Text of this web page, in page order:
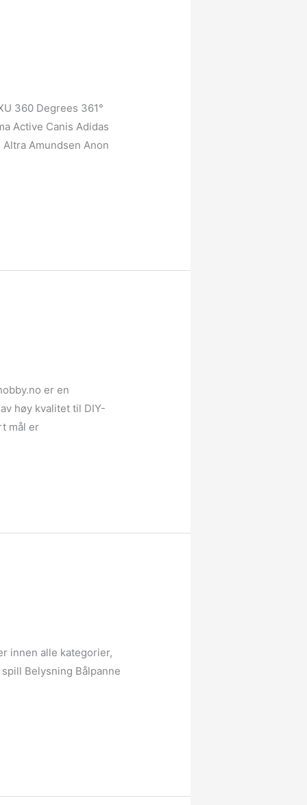
360 Degrees 361°
Active Canis Adidas
Amundsen Anon
er en
høy kvalitet til DIY-
mål er
innen alle kategorier,
Belysning Bålpanne